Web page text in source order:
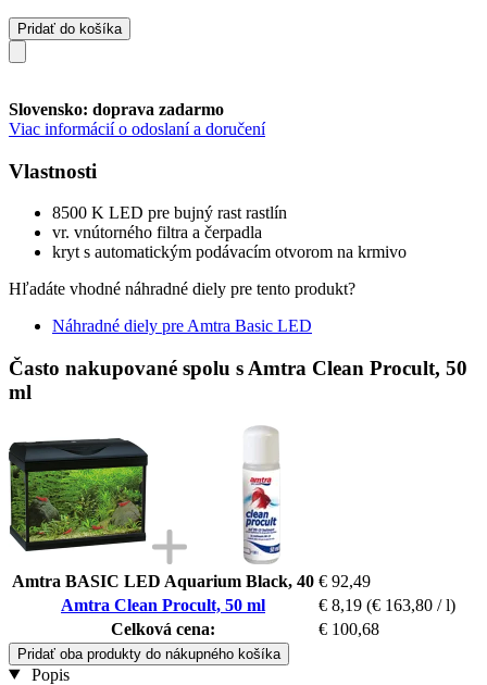
Pridať do košíka
Slovensko: doprava zadarmo
Viac informácií o odoslaní a doručení
Vlastnosti
8500 K LED pre bujný rast rastlín
vr. vnútorného filtra a čerpadla
kryt s automatickým podávacím otvorom na krmivo
Hľadáte vhodné náhradné diely pre tento produkt?
Náhradné diely pre Amtra Basic LED
Často nakupované spolu s Amtra Clean Procult, 50
ml
Amtra BASIC LED Aquarium Black, 40 € 92,49
Amtra Clean Procult, 50 ml
€ 8,19 (€ 163,80 / l)
Celková cena:
€ 100,68
Pridať oba produkty do nákupného košíka
Popis